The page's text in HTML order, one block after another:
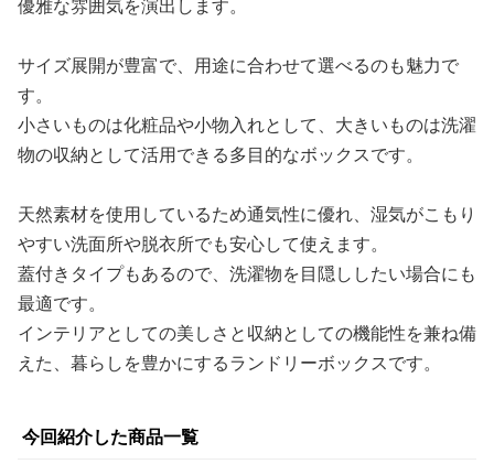
優雅な雰囲気を演出します。
サイズ展開が豊富で、用途に合わせて選べるのも魅力で
す。
小さいものは化粧品や小物入れとして、大きいものは洗濯
物の収納として活用できる多目的なボックスです。
天然素材を使用しているため通気性に優れ、湿気がこもり
やすい洗面所や脱衣所でも安心して使えます。
蓋付きタイプもあるので、洗濯物を目隠ししたい場合にも
最適です。
インテリアとしての美しさと収納としての機能性を兼ね備
えた、暮らしを豊かにするランドリーボックスです。
今回紹介した商品一覧